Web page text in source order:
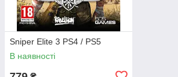
Sniper Elite 3 PS4 / PS5
В наявності